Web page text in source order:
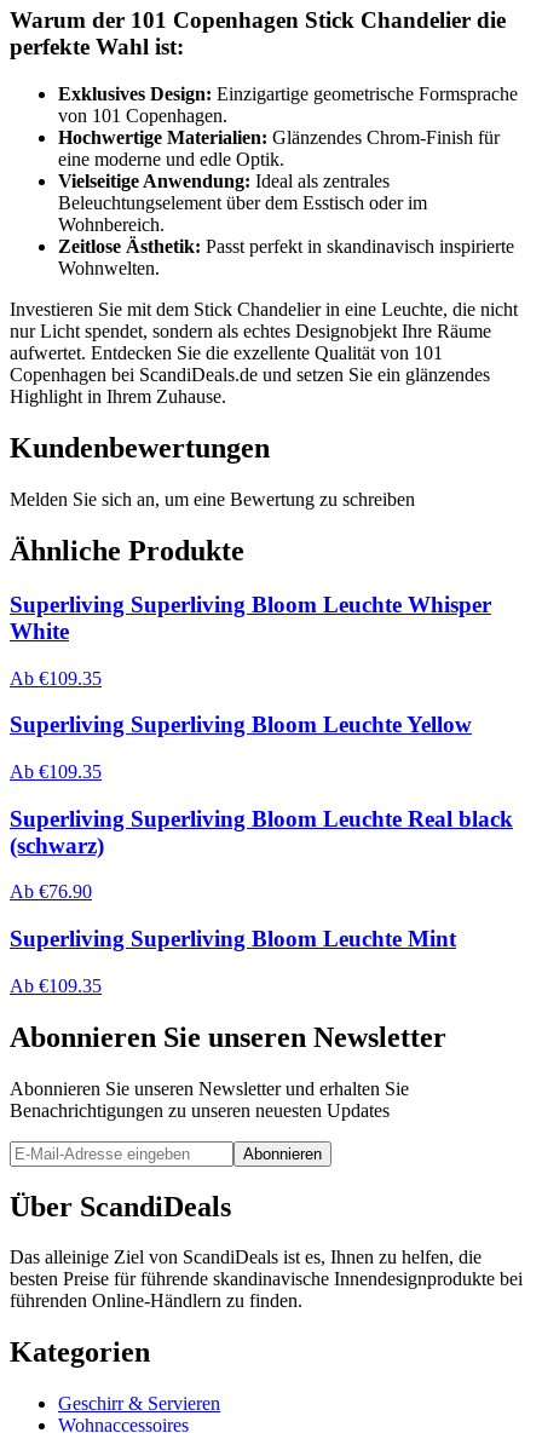
Warum der 101 Copenhagen Stick Chandelier die
perfekte Wahl ist:
Exklusives Design: Einzigartige geometrische Formsprache
von 101 Copenhagen.
Hochwertige Materialien: Glänzendes Chrom-Finish für
eine moderne und edle Optik.
Vielseitige Anwendung: Ideal als zentrales
Beleuchtungselement über dem Esstisch oder im
Wohnbereich.
Zeitlose Ästhetik: Passt perfekt in skandinavisch inspirierte
Wohnwelten.
Investieren Sie mit dem Stick Chandelier in eine Leuchte, die nicht
nur Licht spendet, sondern als echtes Designobjekt Ihre Räume
aufwertet. Entdecken Sie die exzellente Qualität von 101
Copenhagen bei ScandiDeals.de und setzen Sie ein glänzendes
Highlight in Ihrem Zuhause.
Kundenbewertungen
Melden Sie sich an, um eine Bewertung zu schreiben
Ähnliche Produkte
Superliving Superliving Bloom Leuchte Whisper
White
Ab €109.35
Superliving Superliving Bloom Leuchte Yellow
Ab €109.35
Superliving Superliving Bloom Leuchte Real black
(schwarz)
Ab €76.90
Superliving Superliving Bloom Leuchte Mint
Ab €109.35
Abonnieren Sie unseren Newsletter
Abonnieren Sie unseren Newsletter und erhalten Sie
Benachrichtigungen zu unseren neuesten Updates
Abonnieren
Über ScandiDeals
Das alleinige Ziel von ScandiDeals ist es, Ihnen zu helfen, die
besten Preise für führende skandinavische Innendesignprodukte bei
führenden Online-Händlern zu finden.
Kategorien
Geschirr & Servieren
Wohnaccessoires